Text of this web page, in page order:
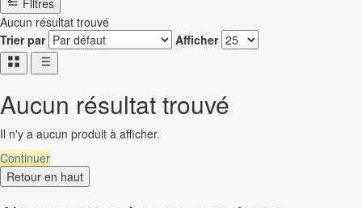
Filtres
Aucun résultat trouvé
Trier par
Afficher
Aucun résultat trouvé
Il n'y a aucun produit à afficher.
Continuer
Retour en haut